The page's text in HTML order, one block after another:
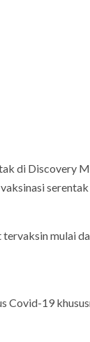
di Discovery
serentak
tervaksin mulai
Covid-19